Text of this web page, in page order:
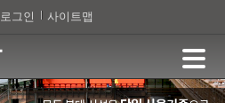
로그인 사이트맵